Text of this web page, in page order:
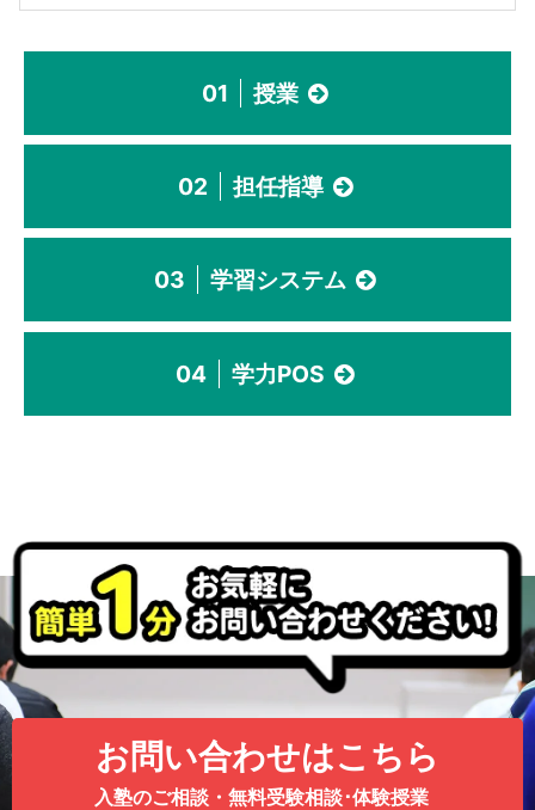
01 授業
02 担任指導
03 学習システム
04 学力POS
お問い合わせはこちら
入塾のご相談・無料受験相談･体験授業